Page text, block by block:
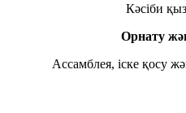
Кәсіби
Орнату
Ассамблея, іске қосу